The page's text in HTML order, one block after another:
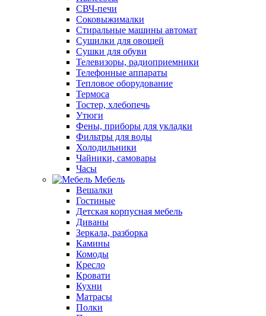
СВЧ-печи
Соковыжималки
Стиральные машины автомат
Сушилки для овощей
Сушки для обуви
Телевизоры, радиоприемники
Телефонные аппараты
Тепловое оборудование
Термоса
Тостер, хлебопечь
Утюги
Фены, приборы для укладки
Фильтры для воды
Холодильники
Чайники, самовары
Часы
Мебель
Вешалки
Гостиные
Детская корпусная мебель
Диваны
Зеркала, разборка
Камины
Комоды
Кресло
Кровати
Кухни
Матрасы
Полки